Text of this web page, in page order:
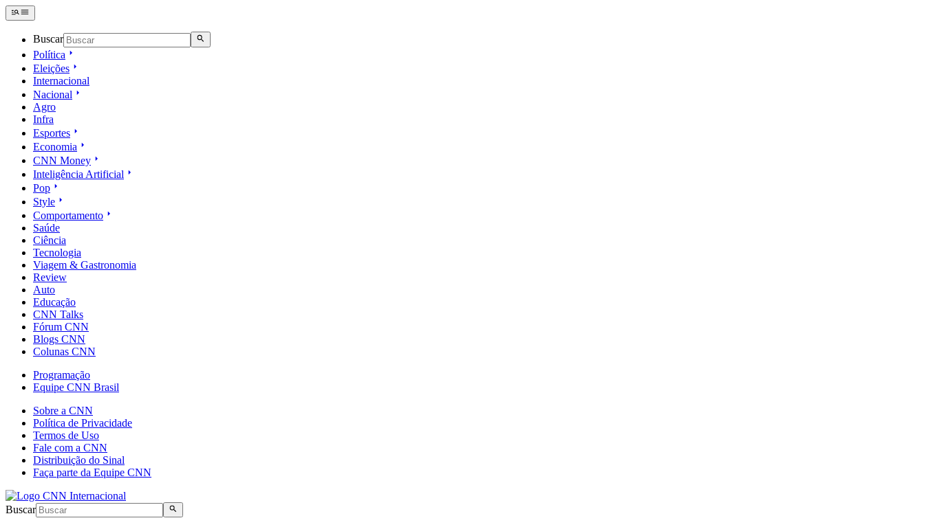
Buscar
Política
Eleições
Internacional
Nacional
Agro
Infra
Esportes
Economia
CNN Money
Inteligência Artificial
Pop
Style
Comportamento
Saúde
Ciência
Tecnologia
Viagem & Gastronomia
Review
Auto
Educação
CNN Talks
Fórum CNN
Blogs CNN
Colunas CNN
Programação
Equipe CNN Brasil
Sobre a CNN
Política de Privacidade
Termos de Uso
Fale com a CNN
Distribuição do Sinal
Faça parte da Equipe CNN
Buscar